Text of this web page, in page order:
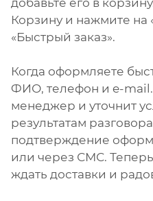
добавьте его в
Корзину и нажмите на
«Быстрый заказ».
Когда оформляете
ФИО, телефон и e-
менеджер и уточнит
результатам
подтверждение
или через СМС. Теперь
ждать доставки и